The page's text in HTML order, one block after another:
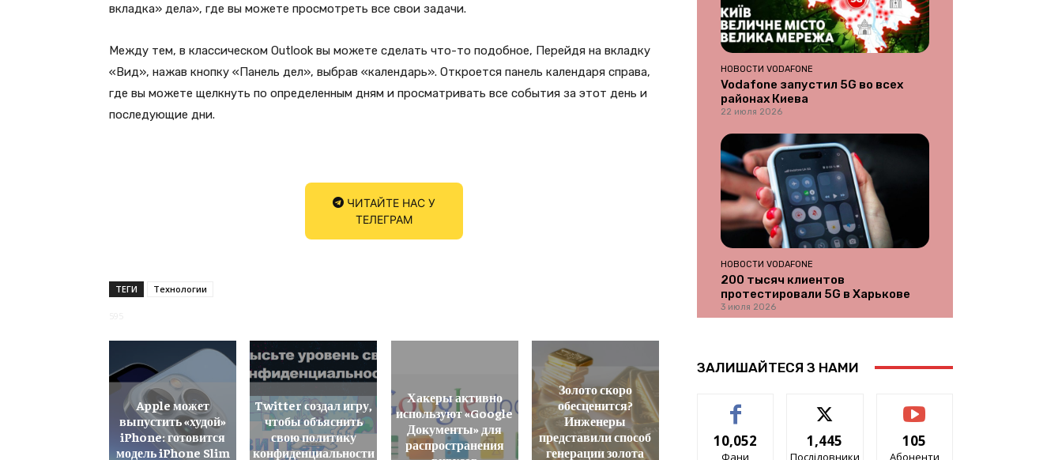
вкладка» дела», где вы можете просмотреть все свои задачи.
Между тем, в классическом Outlook вы можете сделать что-то подобное, Перейдя на вкладку
«Вид», нажав кнопку «Панель дел», выбрав «календарь». Откроется панель календаря справа,
где вы можете щелкнуть по определенным дням и просматривать все события за этот день и
последующие дни.
ЧИТАЙТЕ НАС У
ТЕЛЕГРАМ
ТЕГИ Технологии
Apple может
выпустить «худой»
iPhone: готовится
модель iPhone Slim
Twitter создал игру,
чтобы объяснить
свою политику
конфиденциальности
Хакеры активно
используют «Google
Документы» для
распространения
Золото скоро
обесценится?
Инженеры
представили способ
генерации золота
НОВОСТИ VODAFONE
Vodafone запустил 5G во всех
районах Киева
22 июля 2026
НОВОСТИ VODAFONE
200 тысяч клиентов
протестировали 5G в Харькове
3 июля 2026
ЗАЛИШАЙТЕСЯ З НАМИ
10,052
Фани
1,445
Послідовники
105
Абоненти